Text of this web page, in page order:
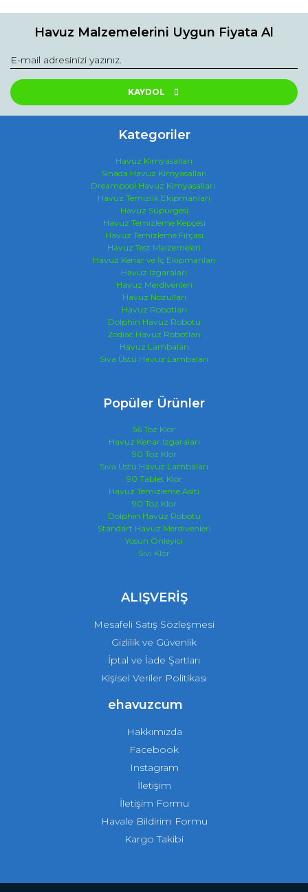
Havuz Malzemelerini Uygun Fiyata Al
KAYDOL
Kategoriler
Havuz Kimyasalları
Sinada Havuz Kimyasalları
Dreampool Havuz Kimyasalları
Havuz Temizlik Ekipmanları
Havuz Süpürgesi
Havuz Temizleme Kepçesi
Havuz Temizleme Fırçası
Havuz Test Malzemeleri
Havuz Kenar ve İç Ekipmanları
Havuz Izgaraları
Havuz Merdivenleri
Havuz Nozulları
Havuz Robotları
Dolphin Havuz Robotu
Zodiac Havuz Robotları
Havuz Lambaları
Sıva Üstü Havuz Lambaları
Popüler Ürünler
56 Toz Klor
Havuz Kenar Izgaraları
90 Toz Klor
Sıva Üstü Havuz Lambaları
90 Tablet Klor
Havuz Temizleme Asiti
90 Toz Klor
Dolphin Havuz Robotu
Standart Havuz Merdivenleri
Yosun Önleyici
Sıvı Klor
ALIŞVERİŞ
Mesafeli Satış Sözleşmesi
Gizlilik ve Güvenlik
İptal ve İade Şartları
Kişisel Veriler Politikası
ehavuzcum
Hakkımızda
Facebook
Instagram
İletişim
İletişim Formu
Havale Bildirim Formu
Kargo Takibi